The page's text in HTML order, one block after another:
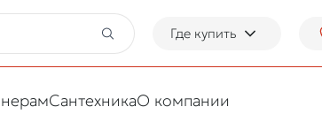
Где купить
СантехникаО компании